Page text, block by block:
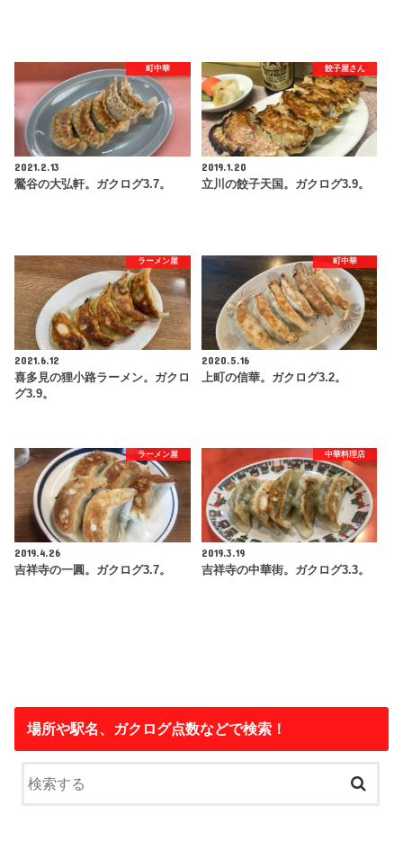
町中華
2021.2.13
鶯谷の大弘軒。ガクログ3.7。
餃子屋さん
2019.1.20
立川の餃子天国。ガクログ3.9。
ラーメン屋
2021.6.12
喜多見の狸小路ラーメン。ガクロ
グ3.9。
町中華
2020.5.16
上町の信華。ガクログ3.2。
ラーメン屋
2019.4.26
吉祥寺の一圓。ガクログ3.7。
中華料理店
2019.3.19
吉祥寺の中華街。ガクログ3.3。
場所や駅名、ガクログ点数などで検索！